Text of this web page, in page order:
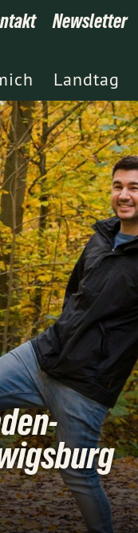
Newsletter
Landtag